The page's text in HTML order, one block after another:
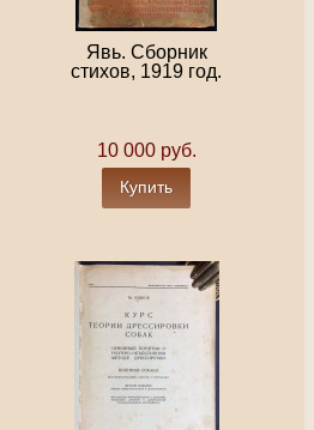
Явь. Сборник
стихов, 1919 год.
10 000 руб.
Купить